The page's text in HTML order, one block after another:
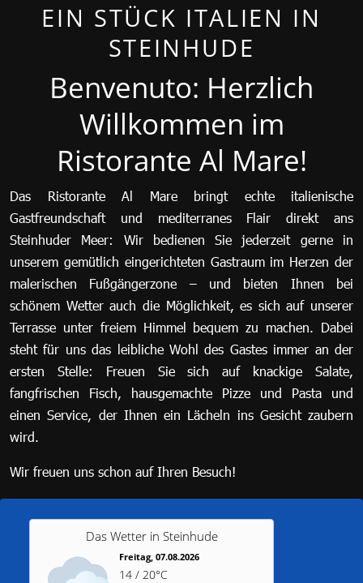
EIN STÜCK ITALIEN IN
STEINHUDE
Benvenuto: Herzlich
Willkommen im
Ristorante Al Mare!
Das Ristorante Al Mare bringt echte italienische
Gastfreundschaft und mediterranes Flair direkt ans
Steinhuder Meer: Wir bedienen Sie jederzeit gerne in
unserem gemütlich eingerichteten Gastraum im Herzen der
malerischen Fußgängerzone – und bieten Ihnen bei
schönem Wetter auch die Möglichkeit, es sich auf unserer
Terrasse unter freiem Himmel bequem zu machen. Dabei
steht für uns das leibliche Wohl des Gastes immer an der
ersten Stelle: Freuen Sie sich auf knackige Salate,
fangfrischen Fisch, hausgemachte Pizze und Pasta und
einen Service, der Ihnen ein Lächeln ins Gesicht zaubern
wird.
Wir freuen uns schon auf Ihren Besuch!
Das Wetter in Steinhude
Freitag, 07.08.2026
14 / 20°C